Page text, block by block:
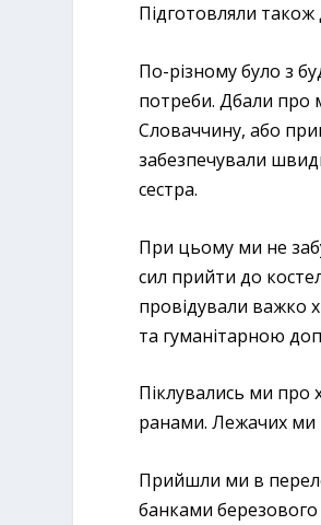
Підготовляли
По-різному було з
потреби. Дбали про
Словаччину, або
забезпечували
сестра.
При цьому ми не
сил прийти до
провідували важко
та гуманітарною
Піклувались ми про
ранами. Лежачих ми
Прийшли ми в
банками